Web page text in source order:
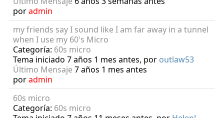
poradmin
my friends say I sound like I am far away in a tunnel
when I use my 60's Micro
Categoría: 60s micro
Tema iniciado 7 años 1 mes antes, por outlaw53
Último Mensaje 7 años 1 mes antes
poradmin
60s micro
Categoría: 60s micro